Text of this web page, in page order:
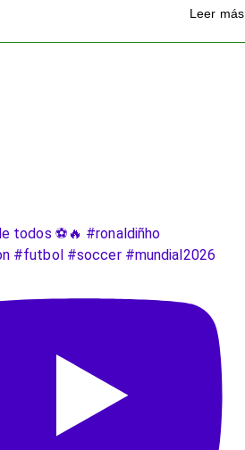
Leer más
todos ⚽️🔥 #ronaldiñho
#futbol #soccer #mundial2026